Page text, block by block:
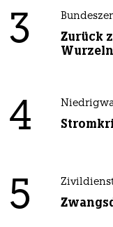
3
Zurück
Wurzeln
4
5